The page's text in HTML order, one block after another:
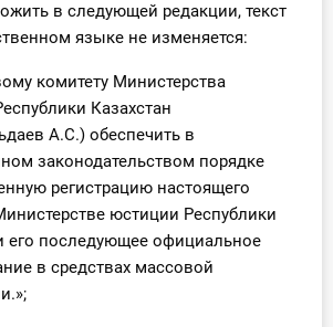
в следующей редакции, текст
языке не изменяется:
комитету Министерства
Казахстан
А.С.) обеспечить в
законодательством порядке
регистрацию настоящего
юстиции Республики
его последующее официальное
в средствах массовой